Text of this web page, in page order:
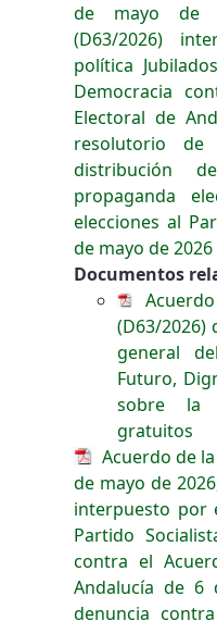
de mayo de
(D63/2026)
política
Democracia
Electoral de
resolutorio
distribución
propaganda
elecciones al
de mayo de 2026
Documentos
(D63/2026)
general
Futuro,
sobre la
gratuitos
Acuerdo de
de mayo de
interpuesto por
Partido
contra el
Andalucía de 6
denuncia